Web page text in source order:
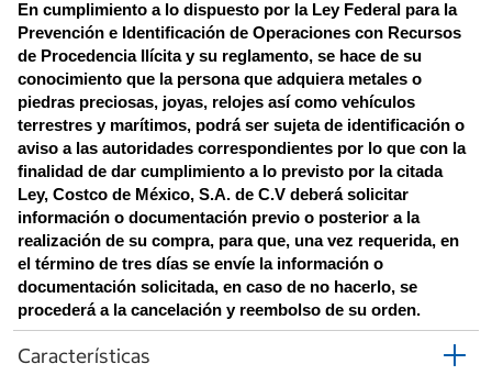
En cumplimiento a lo dispuesto por la Ley Federal para la
Prevención e Identificación de Operaciones con Recursos
de Procedencia Ilícita y su reglamento, se hace de su
conocimiento que la persona que adquiera metales o
piedras preciosas, joyas, relojes así como vehículos
terrestres y marítimos, podrá ser sujeta de identificación o
aviso a las autoridades correspondientes por lo que con la
finalidad de dar cumplimiento a lo previsto por la citada
Ley, Costco de México, S.A. de C.V deberá solicitar
información o documentación previo o posterior a la
realización de su compra, para que, una vez requerida, en
el término de tres días se envíe la información o
documentación solicitada, en caso de no hacerlo, se
procederá a la cancelación y reembolso de su orden.
Características